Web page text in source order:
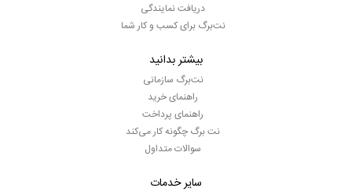
دریافت نمایندگی
نت‌برگ برای کسب و کار شما
بیشتر بدانید
نت‌برگ سازمانی
راهنمای خرید
راهنمای پرداخت
نت برگ چگونه کار می‌کند
سوالات متداول
سایر خدمات